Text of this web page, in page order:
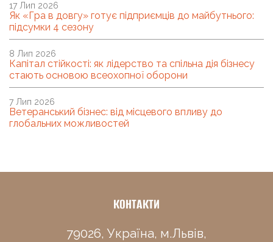
Як «Гра в довгу» готує підприємців до майбутнього:
підсумки 4 сезону
17 Лип 2026
Капітал стійкості: як лідерство та спільна дія бізнесу
стають основою всеохопної оборони
8 Лип 2026
Ветеранський бізнес: від місцевого впливу до
глобальних можливостей
7 Лип 2026
КОНТАКТИ
79026, Україна, м.Львів,